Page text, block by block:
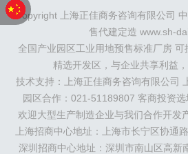
昌
鲁：
北京 天津 廊坊 （ 固安 香河
涿州 涞水 ） 太原 晋
绵阳
石家庄 沧州 唐山 潍坊 德
珠三角： 广州 东莞 江门 惠州
福建： 福州 漳州 泉州 龙岩 西南
阳
大连 海外园区： 印尼 泰国 越
亚
新加坡 墨西哥 荷兰 美国 地
科
华夏幸福 联东U谷 万洋 均和
400-0123-021
Copyright 上海正佳商务咨询有限公司
售代建定造 www.sh-
全国产业园区工业用地预售标准厂房
精选开发区，与企业共享利益
技术支持：上海正佳商务咨询有限公司
园区合作：021-51189807 客商投资
欢迎大型生产制造企业与我们合作开发
上海招商中心地址：上海市长宁区协通
深圳招商中心地址：深圳市南山区高新